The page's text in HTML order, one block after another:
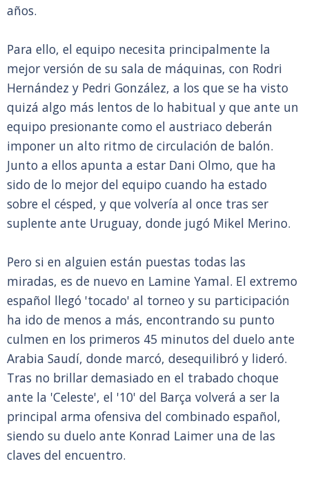
años.
Para ello, el equipo necesita principalmente la
mejor versión de su sala de máquinas, con Rodri
Hernández y Pedri González, a los que se ha visto
quizá algo más lentos de lo habitual y que ante un
equipo presionante como el austriaco deberán
imponer un alto ritmo de circulación de balón.
Junto a ellos apunta a estar Dani Olmo, que ha
sido de lo mejor del equipo cuando ha estado
sobre el césped, y que volvería al once tras ser
suplente ante Uruguay, donde jugó Mikel Merino.
Pero si en alguien están puestas todas las
miradas, es de nuevo en Lamine Yamal. El extremo
español llegó 'tocado' al torneo y su participación
ha ido de menos a más, encontrando su punto
culmen en los primeros 45 minutos del duelo ante
Arabia Saudí, donde marcó, desequilibró y lideró.
Tras no brillar demasiado en el trabado choque
ante la 'Celeste', el '10' del Barça volverá a ser la
principal arma ofensiva del combinado español,
siendo su duelo ante Konrad Laimer una de las
claves del encuentro.